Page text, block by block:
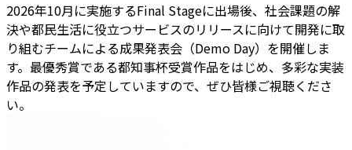
2026年10月に実施するFinal Stageに出場後、社会課題の解
決や都民生活に役立つサービスのリリースに向けて開発に取
り組むチームによる成果発表会（Demo Day）を開催しま
す。最優秀賞である都知事杯受賞作品をはじめ、多彩な実装
作品の発表を予定していますので、ぜひ皆様ご視聴くださ
い。